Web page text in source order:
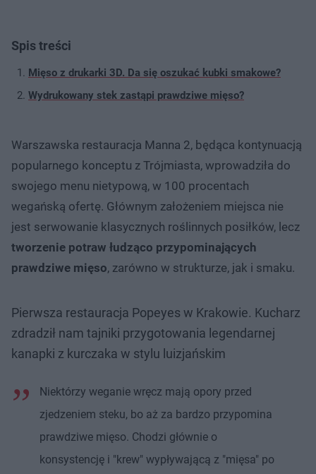
Spis treści
Mięso z drukarki 3D. Da się oszukać kubki smakowe?
Wydrukowany stek zastąpi prawdziwe mięso?
Warszawska restauracja Manna 2, będąca kontynuacją
popularnego konceptu z Trójmiasta, wprowadziła do
swojego menu nietypową, w 100 procentach
wegańską ofertę. Głównym założeniem miejsca nie
jest serwowanie klasycznych roślinnych posiłków, lecz
tworzenie potraw łudząco przypominających
prawdziwe mięso, zarówno w strukturze, jak i smaku.
Pierwsza restauracja Popeyes w Krakowie. Kucharz
zdradził nam tajniki przygotowania legendarnej
kanapki z kurczaka w stylu luizjańskim
Niektórzy weganie wręcz mają opory przed
zjedzeniem steku, bo aż za bardzo przypomina
prawdziwe mięso. Chodzi głównie o
konsystencję i "krew" wypływającą z "mięsa" po